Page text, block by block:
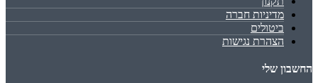
מדיניות חברה
ביטולים
הצהרת נגישות
החשבון שלי